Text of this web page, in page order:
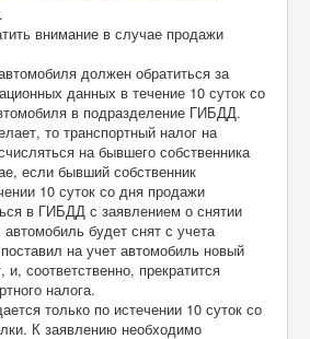
внимание в случае продажи
должен обратиться за
данных в течение 10 суток со
в подразделение ГИБДД.
то транспортный налог на
на бывшего собственника
если бывший собственник
10 суток со дня продажи
в ГИБДД с заявлением о снятии
будет снят с учета
на учет автомобиль новый
и, соответственно, прекратится
налога.
только по истечении 10 суток со
К заявлению необходимо